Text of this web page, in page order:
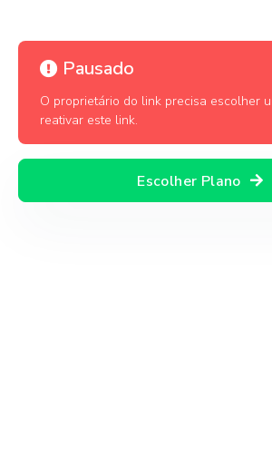
Pausado
O proprietário do link precisa escolher
reativar este link.
Escolher Plano